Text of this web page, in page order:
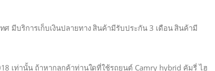
ศ มีบริการเก็บเงินปลายทาง สินค้ามีรับประกัน 3 เดือน สินค้ามี
เท่านั้น ถ้าหากลูกค้าท่านใดที่ใช้รถยนต์ Camry hybrid คัมรี่ ไฮ